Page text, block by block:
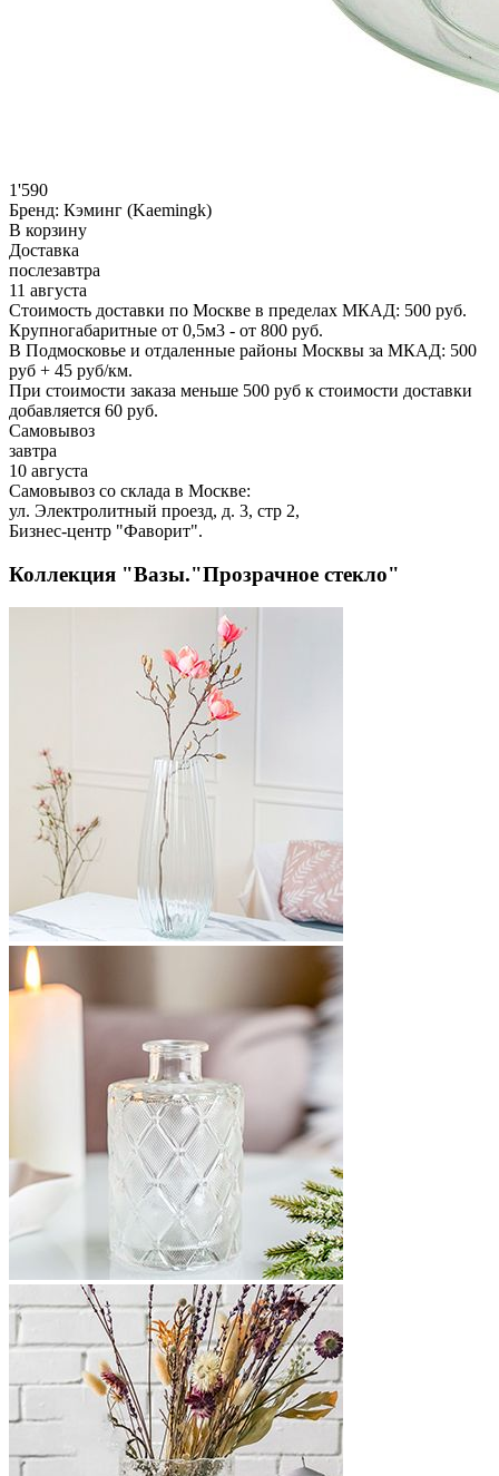
1'590
Бренд: Кэминг (Kaemingk)
В корзину
Доставка
послезавтра
11 августа
Стоимость доставки по Москве в пределах МКАД: 500 руб.
Крупногабаритные от 0,5м3 - от 800 руб.
В Подмосковье и отдаленные районы Москвы за МКАД: 500
руб + 45 руб/км.
При стоимости заказа меньше 500 руб к стоимости доставки
добавляется 60 руб.
Самовывоз
завтра
10 августа
Самовывоз со склада в Москве:
ул. Электролитный проезд, д. 3, стр 2,
Бизнес-центр "Фаворит".
Коллекция "Вазы."Прозрачное стекло"